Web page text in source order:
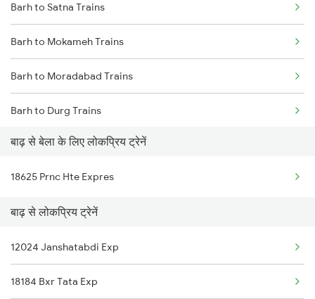
Barh to Satna Trains
Barh to Mokameh Trains
Barh to Moradabad Trains
Barh to Durg Trains
Barh to Kharsia Trains
Barh to Bhadiswar Trains
Barh to Brajrajnagar Trains
Barh to Baro Trains
Barh to Kamakhya Trains
बाढ़ से बेला के लिए लोकप्रिय ट्रेनें
18625 Prnc Hte Expres
बाढ़ से लोकप्रिय ट्रेनें
12024 Janshatabdi Exp
18184 Bxr Tata Exp